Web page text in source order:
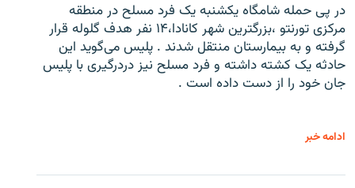
در پی حمله شامگاه یکشنبه یک فرد مسلح در منطقه
مرکزی تورنتو ،‌بزرگترین شهر کانادا،۱۴ نفر هدف گلوله قرار
گرفته و به بیمارستان منتقل شدند . پلیس می‌گوید این
حادثه یک کشته داشته و فرد مسلح نیز دردرگیری با پلیس
جان خود را از دست داده است .
ادامه خبر